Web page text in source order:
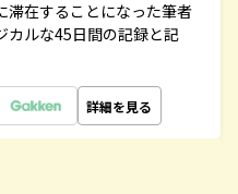
滞在することになった筆者
カルな45日間の記録と記
詳細を見る